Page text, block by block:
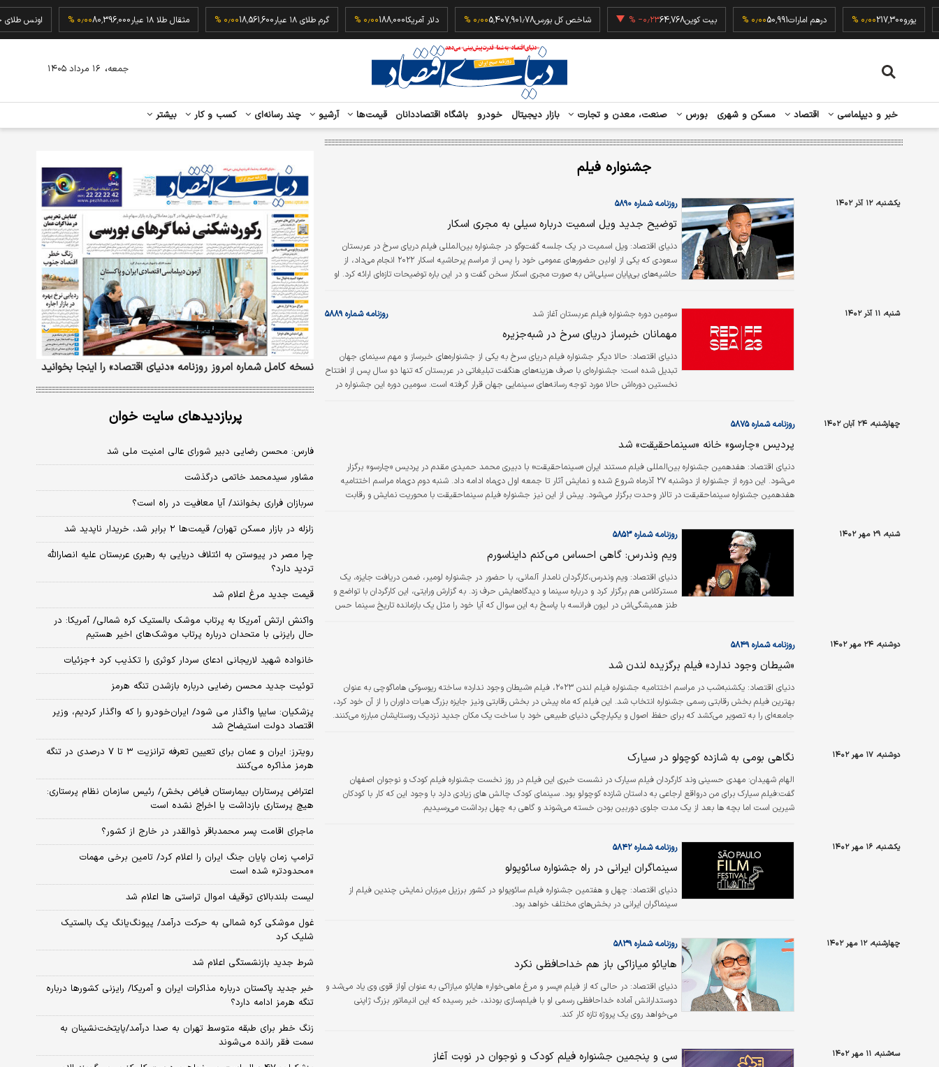
یورو217,300 درهم امارات50,991 بیت کوین64,768‎−۰٫۲۳ % شاخص کل بورس5,407,901.78 دلار آمریکا188,000 گرم طلای ۱۸ عیار 18,561,600 مثقال طلا ۱۸ عیار 80,396,000
خبر و دیپلماسی اقتصاد مسکن و شهری بورس صنعت، معدن و تجارت بازار دیجیتال خودرو باشگاه اقتصاددانان قیمت‌ها آرشیو چند رسانه‌ای کسب و کار بیشتر
جمعه، ۱۶ مرداد ۱۴۰۵
جشنواره فیلم
یکشنبه، ۱۲ آذر ۱۴۰۲ روزنامه شماره ۵۸۹۰
توضیح جدید ویل اسمیت درباره سیلی به مجری اسکار
دنیای اقتصاد: ویل اسمیت در یک جلسه گفت‌وگو در جشنواره بین‌المللی فیلم دریای سرخ در عربستان
سعودی که یکی از اولین حضورهای عمومی خود را پس از مراسم پرحاشیه اسکار ۲۰۲۲ انجام می‌داد، از
حاشیه‌های بی‌پایان سیلی‌اش به صورت مجری اسکار سخن گفت و در این باره توضیحات تازه‌ای ارائه کرد. او
ناملایمات خود در چند سال گذشته تجربه…
شنبه، ۱۱ آذر ۱۴۰۲ سومین دوره جشنواره فیلم عربستان آغاز شد روزنامه شماره ۵۸۸۹
مهمانان خبرساز دریای سرخ در شبه‌جزیره
دنیای اقتصاد: حالا دیگر جشنواره فیلم دریای سرخ به یکی از جشنواره‌های خبرساز و مهم سینمای جهان
تبدیل شده است؛ جشنواره‌ای با صرف هزینه‌های هنگفت تبلیغاتی در عربستان که تنها دو سال پس از افتتاح
نخستین دوره‌اش حالا مورد توجه رسانه‌های سینمایی جهان قرار گرفته است. سومین دوره این جشنواره در
چهارشنبه، ۲۴ آبان ۱۴۰۲ روزنامه شماره ۵۸۷۵
پردیس «چارسو» خانه «سینماحقیقت» شد
دنیای اقتصاد: هفدهمین جشنواره بین‌المللی فیلم مستند ایران «سینماحقیقت» با دبیری محمد حمیدی مقدم در پردیس «چارسو» برگزار
می‌شود. این دوره از جشنواره از دوشنبه ۲۷ آذرماه شروع شده و نمایش آثار تا جمعه اول دی‌ماه ادامه داد. شنبه دوم دی‌ماه مراسم اختتامیه
هفدهمین جشنواره سینماحقیقت در تالار وحدت برگزار می‌شود. پیش از این نیز جشنواره فیلم سینماحقیقت با محوریت نمایش و رقابت
شنبه، ۲۹ مهر ۱۴۰۲ روزنامه شماره ۵۸۵۳
ویم وندرس: گاهی احساس می‌کنم دایناسورم
دنیای اقتصاد: ویم وندرس،کارگردان نامدار آلمانی، با حضور در جشنواره لومیر، ضمن دریافت جایزه، یک
مستر‌کلاس هم برگزار کرد و درباره سینما و دیدگاه‌هایش حرف زد. به گزارش ورایتی، این کارگردان با تواضع و
طنز همیشگی‌اش در لیون فرانسه با پاسخ به این سوال که آیا خود را مثل یک بازمانده تاریخ سینما حس
دوشنبه، ۲۴ مهر ۱۴۰۲ روزنامه شماره ۵۸۴۹
«شیطان وجود ندارد» فیلم برگزیده لندن شد
دنیای اقتصاد:
یکشنبه‌شب در مراسم اختتامیه جشنواره فیلم لندن ۲۰۲۳، فیلم «شیطان وجود ندارد» ساخته ریوسوکی هاماگوچی به عنوان
بهترین فیلم بخش رقابتی رسمی جشنواره انتخاب شد. این فیلم که ماه پیش در بخش رقابتی ونیز جایزه بزرگ هیات داوران را از آن خود کرد،
جامعه‌ای را به تصویر می‌کشد که برای حفظ اصول و یکپارچگی دنیای طبیعی خود با ساخت یک مکان جدید نزدیک روستایشان مبارزه می‌کنند.
دوشنبه، ۱۷ مهر ۱۴۰۲ نگاهی بومی به شازده کوچولو در سیارک
الهام شهیدان: مهدی حسینی وند کارگردان فیلم سیارک در نشست خبری این فیلم در روز نخست جشنواره فیلم کودک و نوجوان اصفهان
گفت:فیلم سیارک برای من درواقع ارجاعی به داستان شازده کوچولو بود. سینمای کودک چالش های زیادی دارد با وجود این که کار با کودکان
شیرین است اما بچه ها بعد از یک مدت جلوی دوربین بودن خسته می‌شوند و گاهی به چهل برداشت می‌رسیدیم.
یکشنبه، ۱۶ مهر ۱۴۰۲ روزنامه شماره ۵۸۴۲
سینماگران ایرانی در راه جشنواره سائوپولو
دنیای اقتصاد: چهل و هفتمین جشنواره فیلم سائوپولو در کشور برزیل میزبان نمایش چندین فیلم از
سینماگران ایرانی در بخش‌های مختلف خواهد بود.
چهارشنبه، ۱۲ مهر ۱۴۰۲ روزنامه شماره ۵۸۳۹
هایائو میازاکی باز هم خداحافظی نکرد
دنیای اقتصاد: در ‌حالی ‌که از فیلم «پسر و مرغ ماهی‌خوار» هایائو میازاکی به عنوان آواز قوی وی یاد می‌شد و
دوستدارانش آماده خداحافظی رسمی او با فیلم‌سازی بودند، خبر رسیده که این انیماتور بزرگ ژاپنی
می‌خواهد روی یک پروژه تازه کار کند.
سه‌شنبه، ۱۱ مهر ۱۴۰۲ سی و پنجمین جشنواره فیلم کودک و نوجوان در نوبت آغاز
نسخه کامل شماره امروز روزنامه «دنیای‌ اقتصاد» را اینجا بخوانید
پربازدیدهای سایت خوان
فارس: محسن رضایی دبیر شورای عالی امنیت ملی شد
مشاور سیدمحمد خاتمی درگذشت
سربازان فراری بخوانند/ آیا معافیت در راه است؟
زلزله در بازار مسکن تهران/ قیمت‌ها ۲ برابر شد، خریدار ناپدید شد
چرا مصر در پیوستن به ائتلاف دریایی به رهبری عربستان علیه انصارالله
تردید دارد؟
قیمت جدید مرغ اعلام شد
واکنش ارتش آمریکا به پرتاب موشک بالستیک کره شمالی/ آمریکا: در
حال رایزنی با متحدان درباره پرتاب موشک‌های اخیر هستیم
خانواده شهید لاریجانی ادعای سردار کوثری را تکذیب کرد +جزئیات
توئیت جدید محسن رضایی درباره بازشدن تنگه هرمز
پزشکیان: سایپا واگذار می شود/ ایران‌خودرو را که واگذار کردیم، وزیر
اقتصاد دولت استیضاح شد
رویترز: ایران و عمان برای تعیین تعرفه ترانزیت ۳ تا ۷ درصدی در تنگه
هرمز مذاکره می‌کنند
اعتراض پرستاران بیمارستان فیاض بخش/ رئیس سازمان نظام پرستاری:
هیچ پرستاری بازداشت یا اخراج نشده است
ماجرای اقامت پسر محمدباقر ذوالقدر در خارج از کشور؟
ترامپ زمان پایان جنگ ایران را اعلام کرد/ تامین برخی مهمات
«محدودتر» شده است
لیست بلندبالای توقیف اموال تراستی ها اعلام شد
غول موشکی کره شمالی به حرکت درآمد/ پیونگ‌یانگ یک بالستیک
شلیک کرد
شرط جدید بازنشستگی اعلام شد
خبر جدید پاکستان درباره مذاکرات ایران و آمریکا/ رایزنی کشورها درباره
تنگه هرمز ادامه دارد؟
زنگ خطر برای طبقه متوسط تهران به صدا درآمد/پایتخت‌نشینان به
سمت فقر رانده می‌شوند